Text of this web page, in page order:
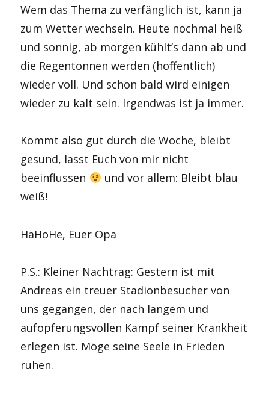
Wem das Thema zu verfänglich ist, kann ja
zum Wetter wechseln. Heute nochmal heiß
und sonnig, ab morgen kühlt’s dann ab und
die Regentonnen werden (hoffentlich)
wieder voll. Und schon bald wird einigen
wieder zu kalt sein. Irgendwas ist ja immer.
Kommt also gut durch die Woche, bleibt
gesund, lasst Euch von mir nicht
beeinflussen
und vor allem: Bleibt blau
weiß!
HaHoHe, Euer Opa
P.S.: Kleiner Nachtrag: Gestern ist mit
Andreas ein treuer Stadionbesucher von
uns gegangen, der nach langem und
aufopferungsvollen Kampf seiner Krankheit
erlegen ist. Möge seine Seele in Frieden
ruhen.